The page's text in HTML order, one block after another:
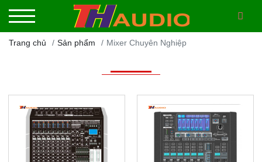
Trang chủ Sản phẩm Mixer Chuyên Nghiệp